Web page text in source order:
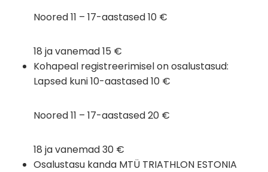
Noored 11 – 17-aastased 10 €
18 ja vanemad 15 €
Kohapeal registreerimisel on osalustasud:
Lapsed kuni 10-aastased 10 €
Noored 11 – 17-aastased 20 €
18 ja vanemad 30 €
Osalustasu kanda MTÜ TRIATHLON ESTONIA